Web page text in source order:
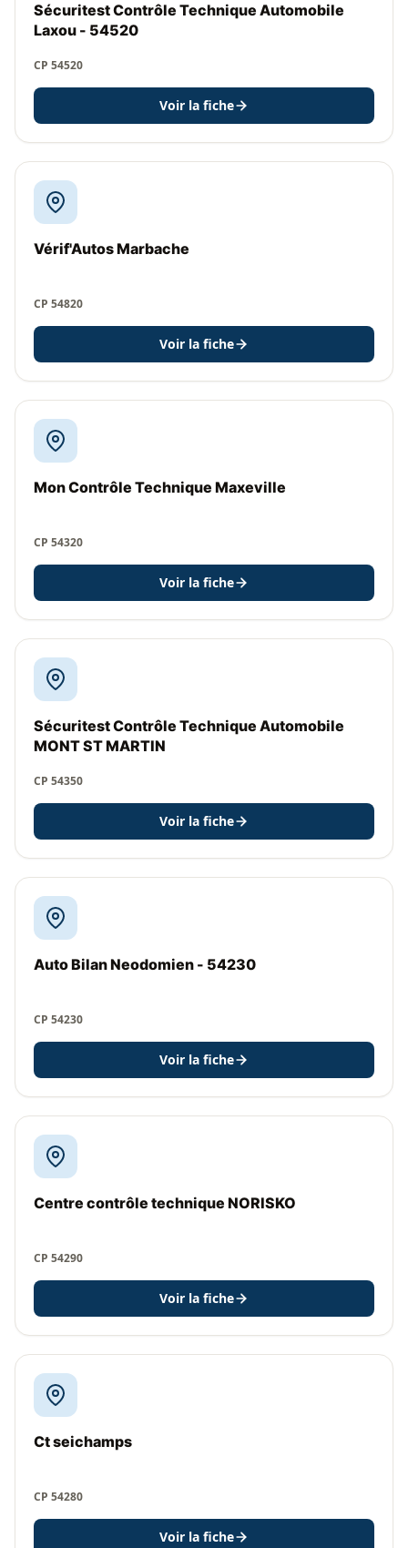
Sécuritest Contrôle Technique Automobile
Laxou - 54520
CP 54520
Voir la fiche
Vérif'Autos Marbache
CP 54820
Voir la fiche
Mon Contrôle Technique Maxeville
CP 54320
Voir la fiche
Sécuritest Contrôle Technique Automobile
MONT ST MARTIN
CP 54350
Voir la fiche
Auto Bilan Neodomien - 54230
CP 54230
Voir la fiche
Centre contrôle technique NORISKO
CP 54290
Voir la fiche
Ct seichamps
CP 54280
Voir la fiche